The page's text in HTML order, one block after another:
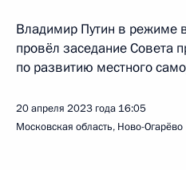
Владимир Путин в режиме
провёл заседание Совета
по развитию местного
20 апреля 2023 года 16:05
Московская область, Ново-Огарёво